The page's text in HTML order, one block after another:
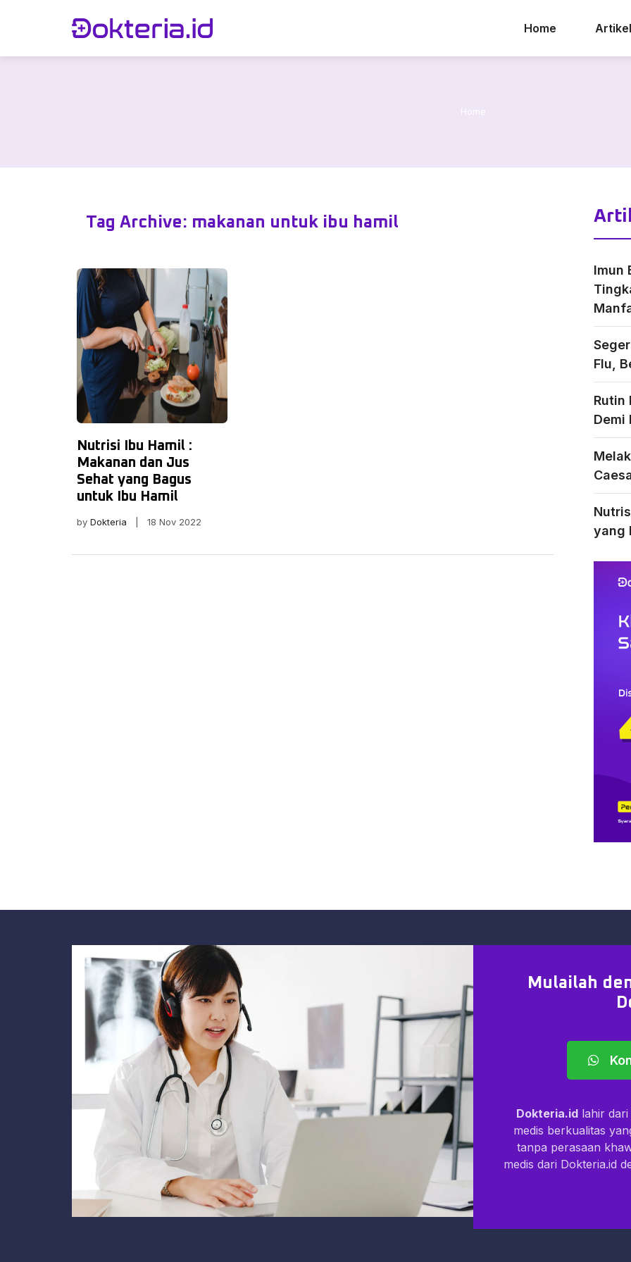
Home Artikel
Home
Tag Archive: makanan untuk ibu hamil
Nutrisi Ibu Hamil :
Makanan dan Jus
Sehat yang Bagus
untuk Ibu Hamil
by Dokteria | 18 Nov 2022
Imun
Flu,
Rutin
Demi
yang
Mulailah
Dokteria.idlahir dari
medis berkualitas
tanpa perasaan
medis dari Dokteria.id